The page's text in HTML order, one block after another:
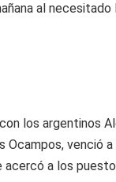
al
los argentinos
Ocampos, venció
a los